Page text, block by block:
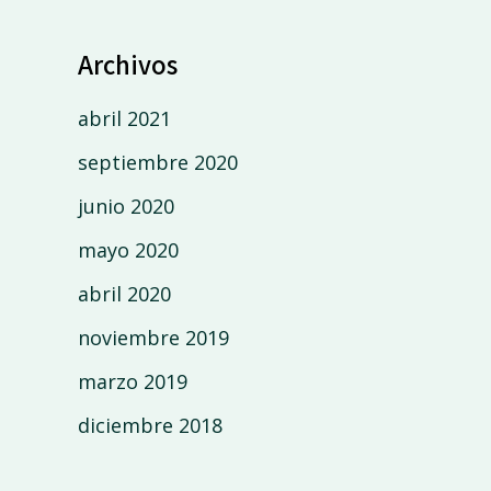
Archivos
abril 2021
septiembre 2020
junio 2020
mayo 2020
abril 2020
noviembre 2019
marzo 2019
diciembre 2018